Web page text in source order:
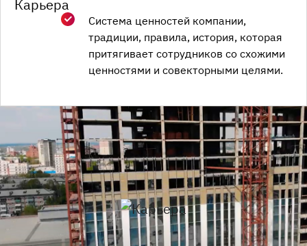
Система ценностей компании,
традиции, правила, история, которая
притягивает сотрудников со схожими
ценностями и совекторными целями.